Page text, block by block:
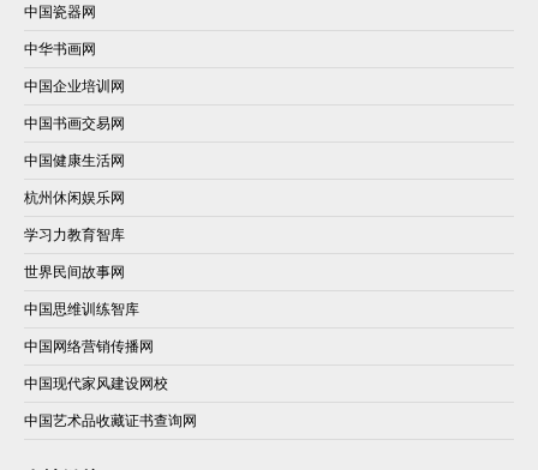
中国瓷器网
中华书画网
中国企业培训网
中国书画交易网
中国健康生活网
杭州休闲娱乐网
学习力教育智库
世界民间故事网
中国思维训练智库
中国网络营销传播网
中国现代家风建设网校
中国艺术品收藏证书查询网